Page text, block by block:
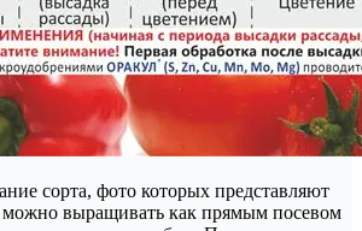
сорта, фото которых представляют
выращивать как прямым посевом